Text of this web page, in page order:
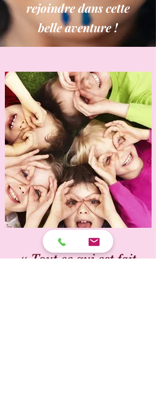
rejoindre dans cette
belle aventure !
« Tout ce qui est fait